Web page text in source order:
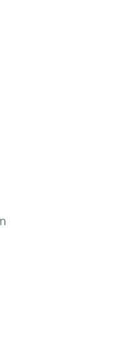
Profile